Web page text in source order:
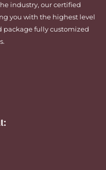
industry, our certified
you with the highest level
package fully customized